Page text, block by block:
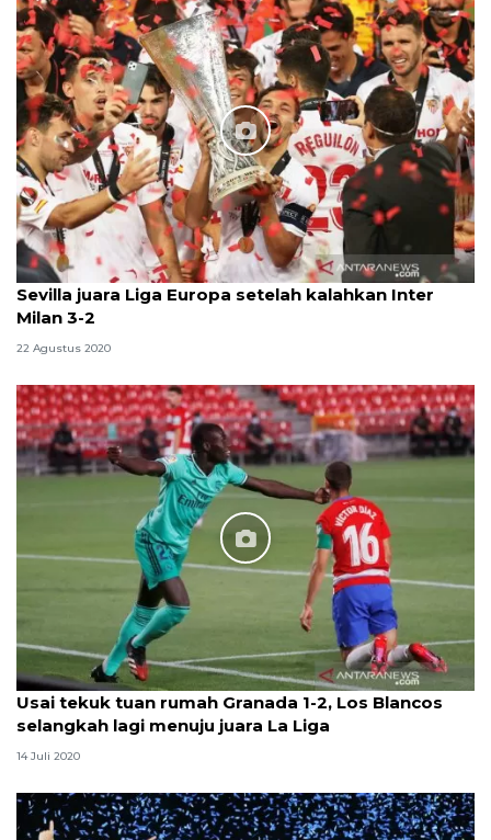
Sevilla juara Liga Europa setelah kalahkan Inter
Milan 3-2
22 Agustus 2020
Usai tekuk tuan rumah Granada 1-2, Los Blancos
selangkah lagi menuju juara La Liga
14 Juli 2020